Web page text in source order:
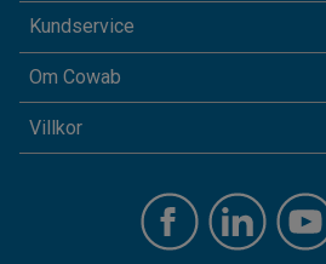
Kundservice
Om Cowab
Villkor